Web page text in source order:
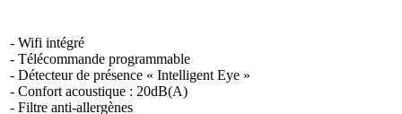
- Wifi intégré
- Télécommande programmable
- Détecteur de présence « Intelligent Eye »
- Confort acoustique : 20dB(A)
- Filtre anti-allergènes